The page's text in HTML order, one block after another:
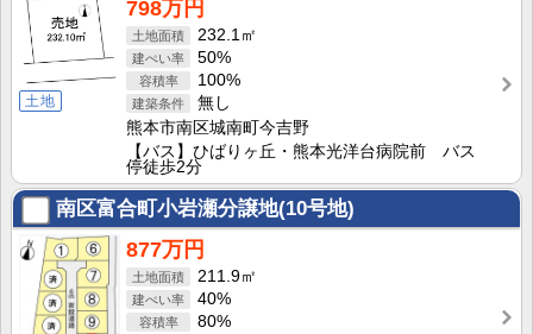
土地
798万円
232.1㎡
50%
100%
無し
熊本市南区城南町今吉野
【バス】ひばりヶ丘・熊本光洋台病院前 バス
停徒歩2分
南区富合町小岩瀬分譲地(10号地)
877万円
211.9㎡
40%
80%